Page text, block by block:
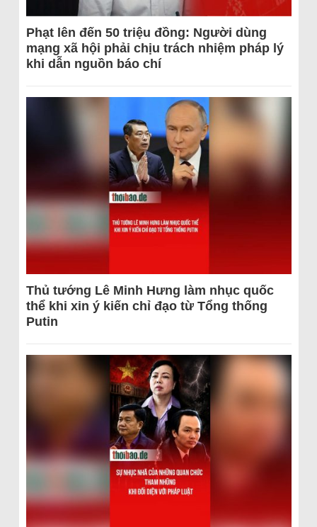
Phạt lên đến 50 triệu đồng: Người dùng
mạng xã hội phải chịu trách nhiệm pháp lý
khi dẫn nguồn báo chí
Thủ tướng Lê Minh Hưng làm nhục quốc
thể khi xin ý kiến chỉ đạo từ Tổng thống
Putin